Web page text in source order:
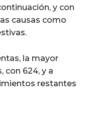
y con
causas como
la mayor
con 624, y a
restantes